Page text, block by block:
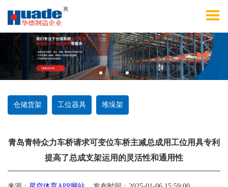
仓储货架 工位器具 堆垛架
青岛青特众力车桥请求可变位车桥主减总成用工位用具专利
提高了总成支架运用的灵活性和通用性